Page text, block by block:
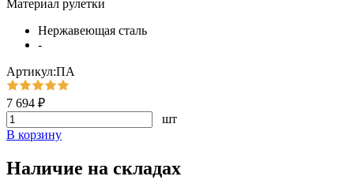
Материал рулетки
Нержавеющая сталь
-
Артикул:ПА
7 694 ₽
шт
В корзину
Наличие на складах